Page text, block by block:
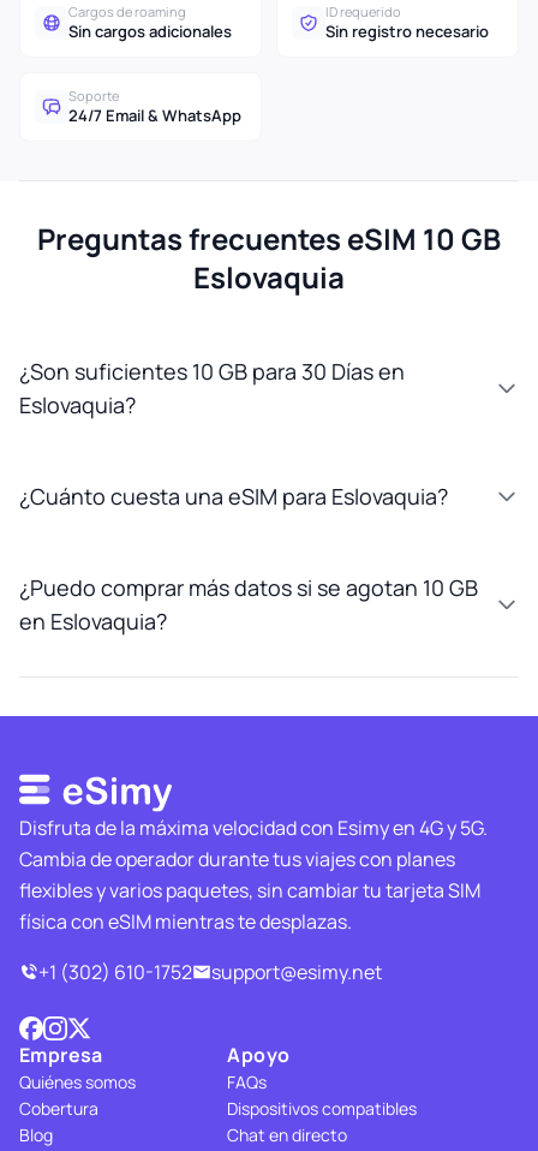
Cargos de roaming
Sin cargos adicionales
ID requerido
Sin registro necesario
Soporte
24/7 Email & WhatsApp
Preguntas frecuentes eSIM 10 GB
Eslovaquia
¿Son suficientes 10 GB para 30 Días en
Eslovaquia?
¿Cuánto cuesta una eSIM para Eslovaquia?
¿Puedo comprar más datos si se agotan 10 GB
en Eslovaquia?
Disfruta de la máxima velocidad con Esimy en 4G y 5G.
Cambia de operador durante tus viajes con planes
flexibles y varios paquetes, sin cambiar tu tarjeta SIM
física con eSIM mientras te desplazas.
+1 (302) 610-1752
support@esimy.net
Empresa
Quiénes somos
Cobertura
Blog
Apoyo
FAQs
Dispositivos compatibles
Chat en directo